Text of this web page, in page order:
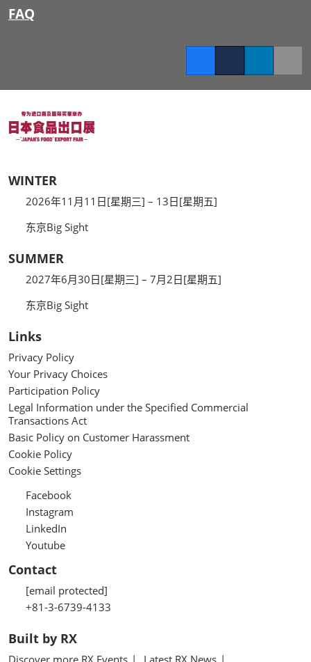
FAQ
WINTER
2026年11月11日[星期三] – 13日[星期五]
东京Big Sight
SUMMER
2027年6月30日[星期三] – 7月2日[星期五]
东京Big Sight
Links
Privacy Policy
Your Privacy Choices
Participation Policy
Legal Information under the Specified Commercial
Transactions Act
Basic Policy on Customer Harassment
Cookie Policy
Cookie Settings
Facebook
Instagram
LinkedIn
Youtube
Contact
[email protected]
+81-3-6739-4133
Built by RX
Discover more RX Events Latest RX News